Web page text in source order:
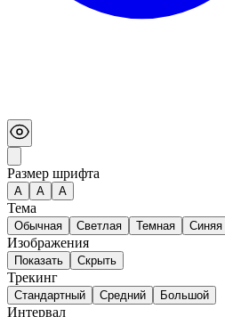
Размер шрифта
А A A
Тема
Обычная Светлая Темная Синяя
Изображения
Показать Скрыть
Трекинг
Стандартный Средний Большой
Интервал